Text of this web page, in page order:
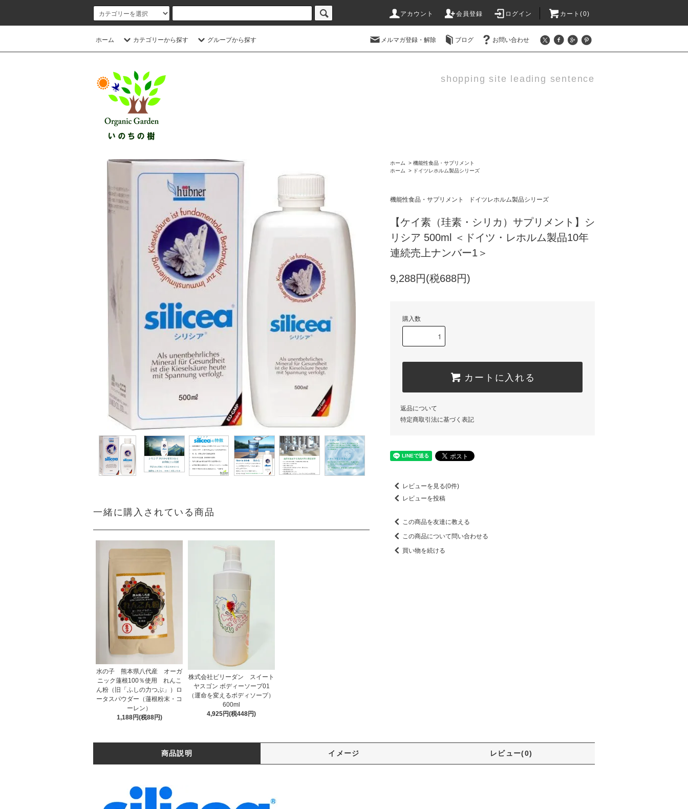
アカウント 会員登録 ログイン カート(0)
ホーム カテゴリーから探す グループから探す メルマガ登録・解除 ブログ お問い合わせ
shopping site leading sentence
一緒に購入されている商品
水の子 熊本県八代産 オーガ
ニック蓮根100％使用 れんこ
ん粉（旧「ふしの力つぶ」）ロ
ータスパウダー（蓮根粉末・コ
ーレン）
1,188円(税88円)
株式会社ビリーダン スイート
ヤスゴン ボディーソープ01
（運命を変えるボディソープ）
600ml
4,925円(税448円)
ホーム > 機能性食品・サプリメント
ホーム
> ドイツレホルム製品シリーズ
機能性食品・サプリメント ドイツレホルム製品シリーズ
【ケイ素（珪素・シリカ）サプリメント】シ
リシア 500ml ＜ドイツ・レホルム製品10年
連続売上ナンバー1＞
9,288円(税688円)
購入数
カートに入れる
返品について
特定商取引法に基づく表記
レビューを見る(0件)
レビューを投稿
この商品を友達に教える
この商品について問い合わせる
買い物を続ける
商品説明 イメージ レビュー(0)